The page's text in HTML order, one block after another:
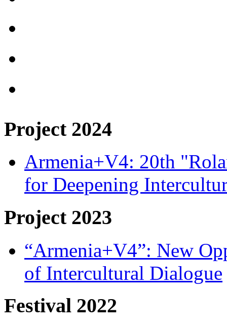
Project 2024
Armenia+V4: 20th
for Deepening
Project 2023
“Armenia+V4”: New
of Intercultural Dialogue
Festival 2022